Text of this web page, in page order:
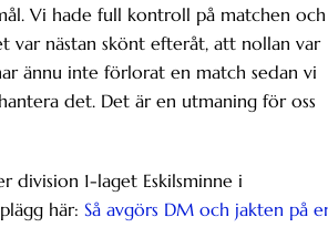
Vi hade full kontroll på matchen och
var nästan skönt efteråt, att nollan var
ännu inte förlorat en match sedan vi
det. Det är en utmaning för oss
division 1-laget Eskilsminne i
här: Så avgörs DM och jakten på